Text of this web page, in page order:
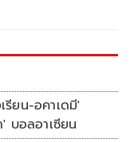
รียน-อคาเดมี'
บอลอาเซียน